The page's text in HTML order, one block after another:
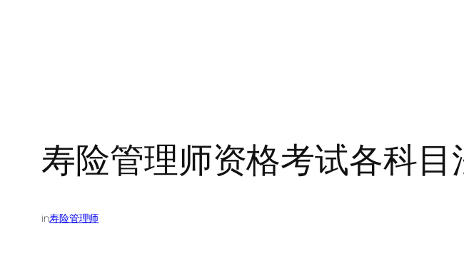
寿险管理师资格考试各科目
in寿险管理师